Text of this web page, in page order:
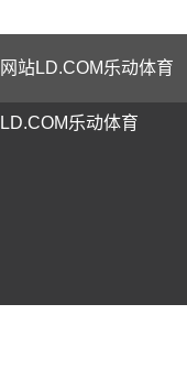
网站LD.COM乐动体育
LD.COM乐动体育